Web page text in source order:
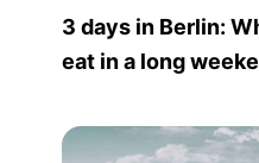
3 days in Berlin:
eat in a long